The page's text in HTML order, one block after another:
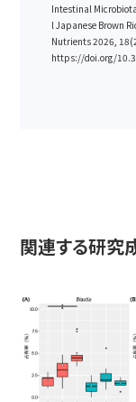
Intestinal
l Japanese Brown
Nutrients 2026,
https://doi.org/
関連する研究